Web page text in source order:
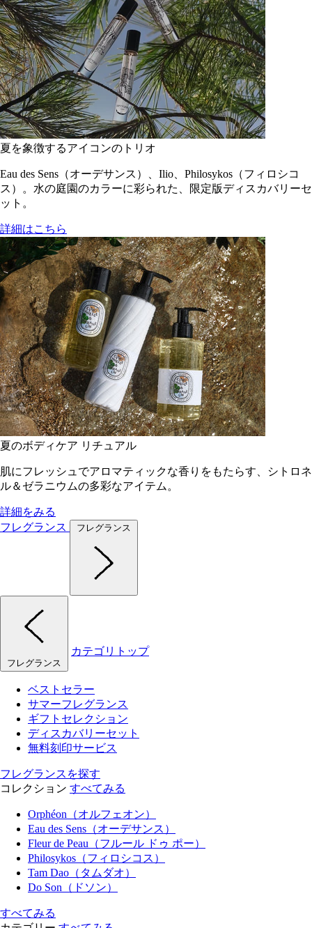
夏を象徴するアイコンのトリオ
Eau des Sens（オーデサンス）、Ilio、Philosykos（フィロシコ
ス）。水の庭園のカラーに彩られた、限定版ディスカバリーセ
ット。
詳細はこちら
夏のボディケア リチュアル
肌にフレッシュでアロマティックな香りをもたらす、シトロネ
ル＆ゼラニウムの多彩なアイテム。
詳細をみる
フレグランス
フレグランス
フレグランス
カテゴリトップ
ベストセラー
サマーフレグランス
ギフトセレクション
ディスカバリーセット
無料刻印サービス
フレグランスを探す
コレクション すべてみる
Orphéon（オルフェオン）
Eau des Sens（オーデサンス）
Fleur de Peau（フルール ドゥ ポー）
Philosykos（フィロシコス）
Tam Dao（タムダオ）
Do Son（ドソン）
すべてみる